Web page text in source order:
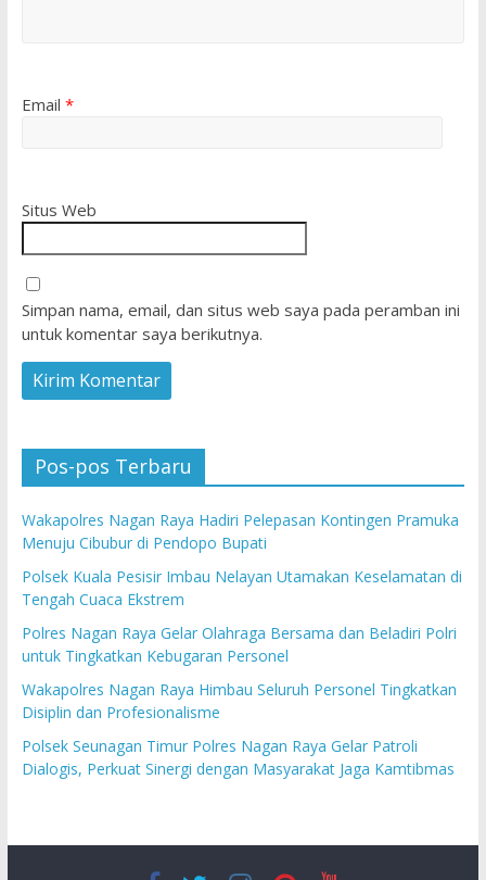
Email *
Situs Web
Simpan nama, email, dan situs web saya pada peramban ini
untuk komentar saya berikutnya.
Pos-pos Terbaru
Wakapolres Nagan Raya Hadiri Pelepasan Kontingen Pramuka
Menuju Cibubur di Pendopo Bupati
Polsek Kuala Pesisir Imbau Nelayan Utamakan Keselamatan di
Tengah Cuaca Ekstrem
Polres Nagan Raya Gelar Olahraga Bersama dan Beladiri Polri
untuk Tingkatkan Kebugaran Personel
Wakapolres Nagan Raya Himbau Seluruh Personel Tingkatkan
Disiplin dan Profesionalisme
Polsek Seunagan Timur Polres Nagan Raya Gelar Patroli
Dialogis, Perkuat Sinergi dengan Masyarakat Jaga Kamtibmas